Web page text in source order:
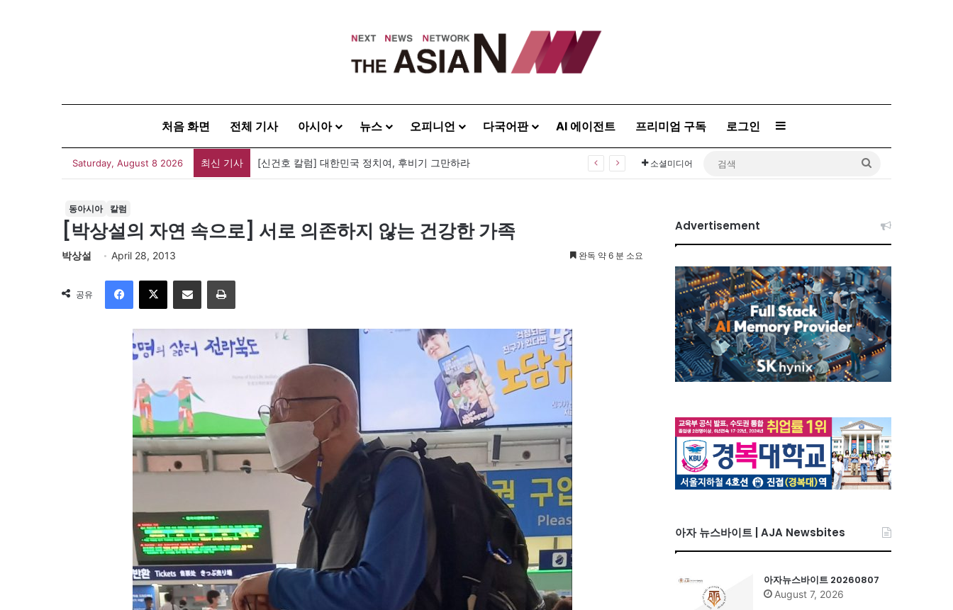
처음 화면 전체 기사 아시아 뉴스 오피니언 다국어판 AI 에이전트 프리미엄 구독 로그인 Sidebar
Saturday, August 8 2026 최신 기사 [신건호 칼럼] 대한민국 정치여, 후비기 그만하라 소셜미디어
동아시아 칼럼
[박상설의 자연 속으로] 서로 의존하지 않는 건강한 가족
박상설 April 28, 2013 완독 약 6 분 소요
공유
이메일
Advertisement
아자 뉴스바이트 | AJA Newsbites
아자뉴스바이트 20260807
August 7, 2026